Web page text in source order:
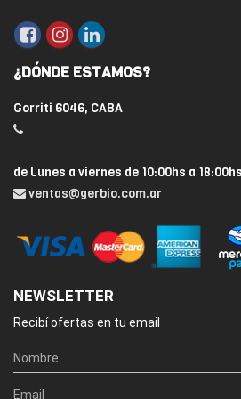
¿DÓNDE ESTAMOS?
Gorriti 6046, CABA
de Lunes a viernes de 10:00hs a 18:00hs
ventas@gerbio.com.ar
NEWSLETTER
Recibí ofertas en tu email